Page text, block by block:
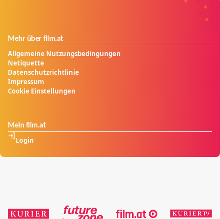
Mehr über film.at
Allgemeine Nutzungsbedingungen
Netiquette
Datenschutzrichtlinie
Impressum
Cookie Einstellungen
Mein film.at
Login